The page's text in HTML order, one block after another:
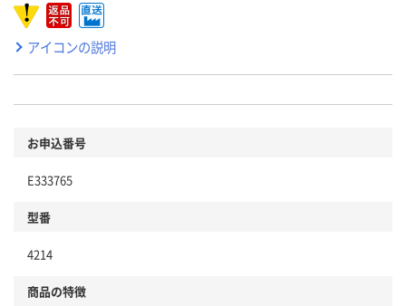
アイコンの説明
お申込番号
E333765
型番
4214
商品の特徴